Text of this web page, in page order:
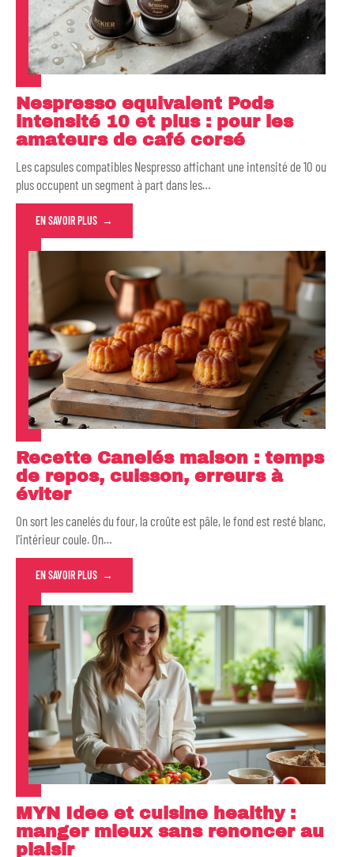
Nespresso equivalent Pods
intensité 10 et plus : pour les
amateurs de café corsé
Les capsules compatibles Nespresso affichant une intensité de 10 ou
plus occupent un segment à part dans les…
EN SAVOIR PLUS
Recette Canelés maison : temps
de repos, cuisson, erreurs à
éviter
On sort les canelés du four, la croûte est pâle, le fond est resté blanc,
l'intérieur coule. On…
EN SAVOIR PLUS
MYN Idee et cuisine healthy :
manger mieux sans renoncer au
plaisir